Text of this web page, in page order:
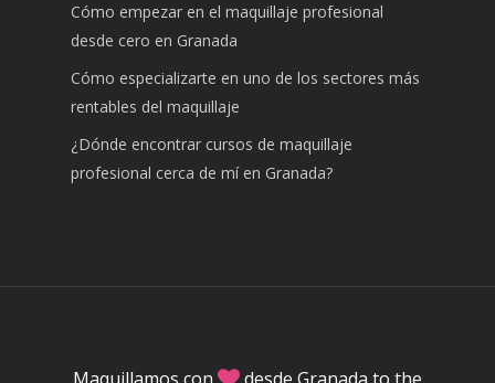
Cómo empezar en el maquillaje profesional
desde cero en Granada
Cómo especializarte en uno de los sectores más
rentables del maquillaje
¿Dónde encontrar cursos de maquillaje
profesional cerca de mí en Granada?